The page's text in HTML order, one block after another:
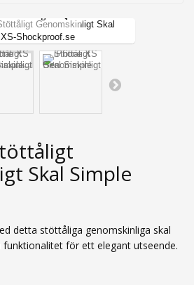
Skal Simple
detta stöttåliga genomskinliga skal
för ett elegant utseende.